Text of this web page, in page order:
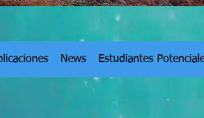
News Estudiantes